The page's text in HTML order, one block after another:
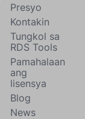
Presyo
Kontakin
Tungkol sa
RDS Tools
Pamahalaan
ang
lisensya
Blog
News